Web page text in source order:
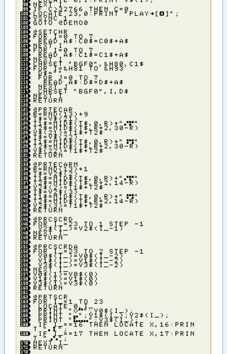
ＮＥＸＴ Ｉ
ＩＦ Ｃ＞３２７６６ ＴＨＥＮ Ｃ＝０
ＬＯＣＡＴＥ ２３，０：ＰＲＩＮＴ ”ＰＬＡＹ→［А］”；
ＶＳＹＮＣ １
ＧＯＴＯ ＠ＤＥＭＯ０
＠ＳＥＴＣＨＲ
ＦＯＲ Ｉ＝０ ＴＯ ７
ＲＥＡＤ Ａ＄：Ｃ０＄＝Ｃ０＄＋Ａ＄
ＮＥＸＴ Ｉ
ＦＯＲ Ｉ＝０ ＴＯ ７
ＲＥＡＤ Ａ＄：Ｃ１＄＝Ｃ１＄＋Ａ＄
ＮＥＸＴ Ｉ
ＣＨＲＳＥＴ ”ＢＧＦ０”，＆Ｈ８０，Ｃ１＄
ＦＯＲ Ｉ＝＆Ｈ８１ ＴＯ ＆Ｈ９３
Ｄ＄＝””
ＦＯＲ Ｊ＝０ ＴＯ ７
ＲＥＡＤ Ａ＄：Ｄ＄＝Ｄ＄＋Ａ＄
ＮＥＸＴ Ｊ
ＣＨＲＳＥＴ ”ＢＧＦ０”，Ｉ，Ｄ＄
ＮＥＸＴ Ｉ
ＲＥＴＵＲＮ
＠ＰＲＴＥＣＡＲ
Ｒ＝ＲＮＤ（１３）＋９
Ｔ＄＝Ｖ＄（２１）
Ｔ１＄＝ＭＩＤ＄（Ｔ＄，０，Ｒ）＋”┗┣”
Ｔ２＄＝ＭＩＤ＄（Ｔ＄，Ｒ＋２，３０－Ｒ）
Ｖ＄（２１）＝Ｔ１＄＋Ｔ２＄
Ｔ＄＝Ｖ＄（２２）
Ｔ１＄＝ＭＩＤ＄（Ｔ＄，０，Ｒ）＋”┻╋”
Ｔ２＄＝ＭＩＤ＄（Ｔ＄，Ｒ＋２，３０－Ｒ）
Ｖ＄（２２）＝Ｔ１＄＋Ｔ２＄
ＲＥＴＵＲＮ
＠ＰＲＴＥＣＡＲＭ
Ｒ＝ＲＮＤ（１３）＋１
Ｔ＄＝Ｖ２＄（２）
Ｔ１＄＝ＭＩＤ＄（Ｔ＄，０，Ｒ）＋”┗┣”
Ｔ２＄＝ＭＩＤ＄（Ｔ＄，Ｒ＋２，１４－Ｒ）
Ｖ２＄（２）＝Ｔ１＄＋Ｔ２＄
Ｔ＄＝Ｖ２＄（３）
Ｔ１＄＝ＭＩＤ＄（Ｔ＄，０，Ｒ）＋”┻╋”
Ｔ２＄＝ＭＩＤ＄（Ｔ＄，Ｒ＋２，１４－Ｒ）
Ｖ２＄（３）＝Ｔ１＄＋Ｔ２＄
ＲＥＴＵＲＮ
＠ＰＲＣＳＣＲＤ
ＦＯＲ Ｉ＿＝２３ ＴＯ １ ＳＴＥＰ －１
Ｖ２＄（Ｉ＿）＝Ｖ２＄（Ｉ＿－１）
ＮＥＸＴ Ｉ＿
ＲＥＴＵＲＮ
＠ＰＲＣＳＣＲＤＡ
ＦＯＲ Ｉ＿＝２３ ＴＯ ２ ＳＴＥＰ －１
Ｖ０＄（Ｉ＿）＝Ｖ０＄（Ｉ＿－２）
Ｖ１＄（Ｉ＿）＝Ｖ１＄（Ｉ＿－２）
Ｖ３＄（Ｉ＿）＝Ｖ３＄（Ｉ＿－２）
ＮＥＸＴ Ｉ＿
Ｖ０＄（１）＝Ｖ０＄（０）
Ｖ１＄（１）＝Ｖ１＄（０）
Ｖ３＄（１）＝Ｖ３＄（０）
ＲＥＴＵＲＮ
＠ＰＲＴＳＣＲ
ＦＯＲ Ｉ＿＝１ ＴＯ ２３
ＬＯＣＡＴＥ ０，Ｉ＿
ＰＲＩＮＴ ”◇┏”；Ｖ０＄（Ｉ＿）；
ＰＲＩＮＴ ”┠”；Ｖ１＄（Ｉ＿）；Ｖ２＄（Ｉ＿）；
ＰＲＩＮＴ ”┯┠┠”；Ｖ３＄（Ｉ＿）；
ＩＦ Ｉ＿＝＝１６ ＴＨＥＮ ＬＯＣＡＴＥ Ｘ，１６：ＰＲＩＮ
Ｔ ”┓┛”；
ＩＦ Ｉ＿＝＝１７ ＴＨＥＮ ＬＯＣＡＴＥ Ｘ，１７：ＰＲＩＮ
Ｔ ”┳┫”；
ＮＥＸＴ Ｉ＿
ＲＥＴＵＲＮ